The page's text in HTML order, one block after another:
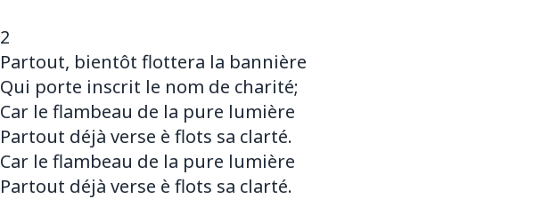
2
Partout, bientôt flottera la bannière
Qui porte inscrit le nom de charité;
Car le flambeau de la pure lumière
Partout déjà verse è flots sa clarté.
Car le flambeau de la pure lumière
Partout déjà verse è flots sa clarté.